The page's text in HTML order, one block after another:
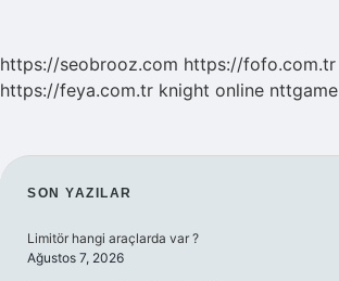
https://seobrooz.com https://fofo.com.tr
https://feya.com.tr knight online nttgame
SIDEBAR
SON YAZILAR
Limitör hangi araçlarda var ?
Ağustos 7, 2026